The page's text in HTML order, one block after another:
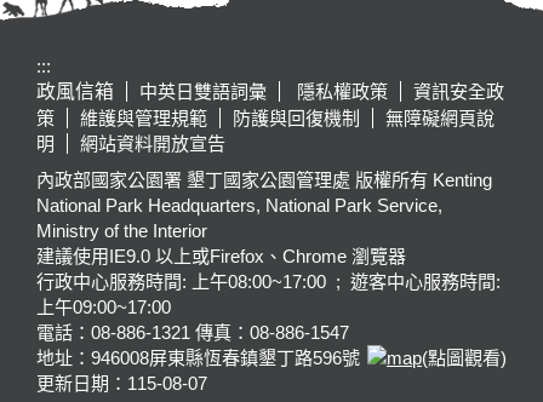
:::
政風信箱
中英日雙語詞彙 隱私權政策
資訊安全政
策
維護與管理規範 防護與回復機制
無障礙網頁說
明
網站資料開放宣告
內政部國家公園署 墾丁國家公園管理處 版權所有 Kenting
National Park Headquarters, National Park Service,
Ministry of the Interior
建議使用IE9.0 以上或Firefox、Chrome 瀏覽器
行政中心服務時間: 上午08:00~17:00 ; 遊客中心服務時間:
上午09:00~17:00
電話：08-886-1321 傳真：08-886-1547
地址：946008屏東縣恆春鎮墾丁路596號
(點圖觀看)
更新日期： 115-08-07